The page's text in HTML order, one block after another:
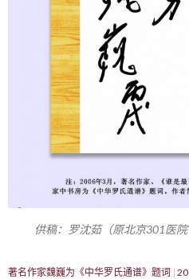
供稿：罗沈茹（原北京301医
著名作家魏巍为《中华罗氏通谱》题词